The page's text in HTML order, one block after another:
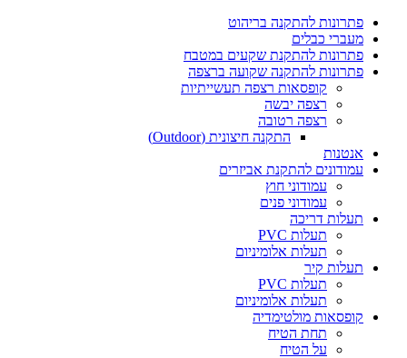
פתרונות להתקנה בריהוט
מעברי כבלים
פתרונות להתקנת שקעים במטבח
פתרונות להתקנה שקועה ברצפה
קופסאות רצפה תעשייתיות
רצפה יבשה
רצפה רטובה
התקנה חיצונית (Outdoor)
אנטנות
עמודונים להתקנת אביזרים
עמודוני חוץ
עמודוני פנים
תעלות דריכה
תעלות PVC
תעלות אלומיניום
תעלות קיר
תעלות PVC
תעלות אלומיניום
קופסאות מולטימדיה
תחת הטיח
על הטיח